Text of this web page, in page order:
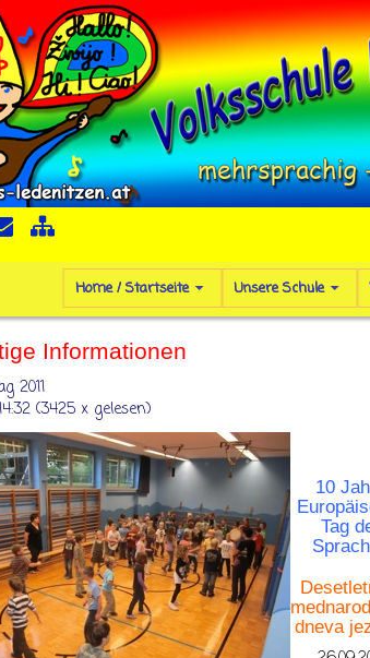
Home / Startseite Unsere Schule
Informationen
2011
(3425 x gelesen)
10
Tag
dneva